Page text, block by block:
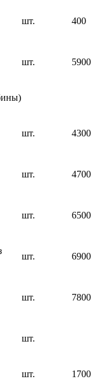
шт. 400
шт. 5900
шт. 4300
шт. 4700
шт. 6500
шт. 6900
шт. 7800
шт.
шт. 1700